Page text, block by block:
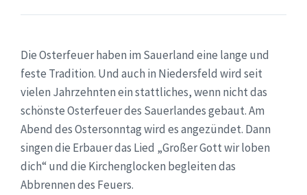
Die Osterfeuer haben im Sauerland eine lange und
feste Tradition. Und auch in Niedersfeld wird seit
vielen Jahrzehnten ein stattliches, wenn nicht das
schönste Osterfeuer des Sauerlandes gebaut. Am
Abend des Ostersonntag wird es angezündet. Dann
singen die Erbauer das Lied „Großer Gott wir loben
dich“ und die Kirchenglocken begleiten das
Abbrennen des Feuers.